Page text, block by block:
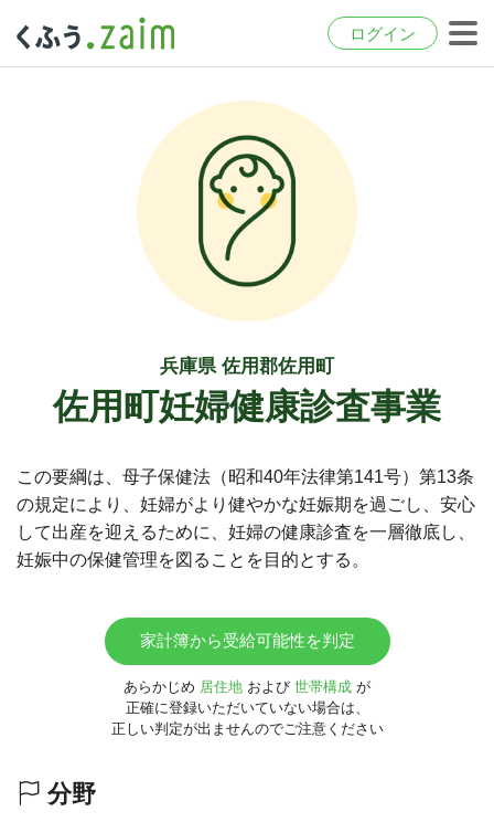
ログイン
兵庫県 佐用郡佐用町
佐用町妊婦健康診査事業
この要綱は、母子保健法（昭和40年法律第141号）第13条
の規定により、妊婦がより健やかな妊娠期を過ごし、安心
して出産を迎えるために、妊婦の健康診査を一層徹底し、
妊娠中の保健管理を図ることを目的とする。
家計簿から受給可能性を判定
あらかじめ 居住地 および 世帯構成 が
正確に登録いただいていない場合は、
正しい判定が出ませんのでご注意ください
分野